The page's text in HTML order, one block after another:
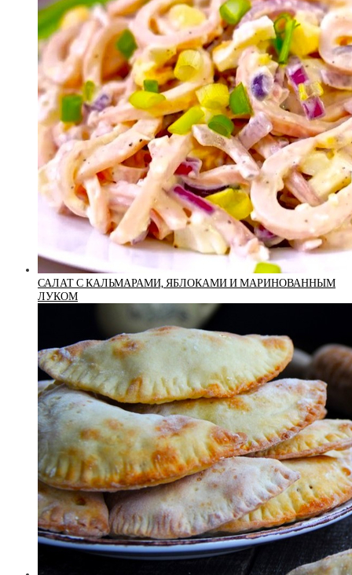
САЛАТ С КАЛЬМАРАМИ, ЯБЛОКАМИ И МАРИНОВАННЫМ
ЛУКОМ